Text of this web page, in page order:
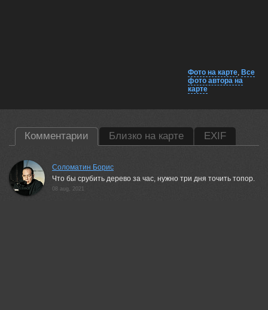
Фото на карте, Все
фото автора на
карте
Комментарии Близко на карте EXIF
Соломатин Борис
Что бы срубить дерево за час, нужно три дня точить топор.
08 aug, 2021